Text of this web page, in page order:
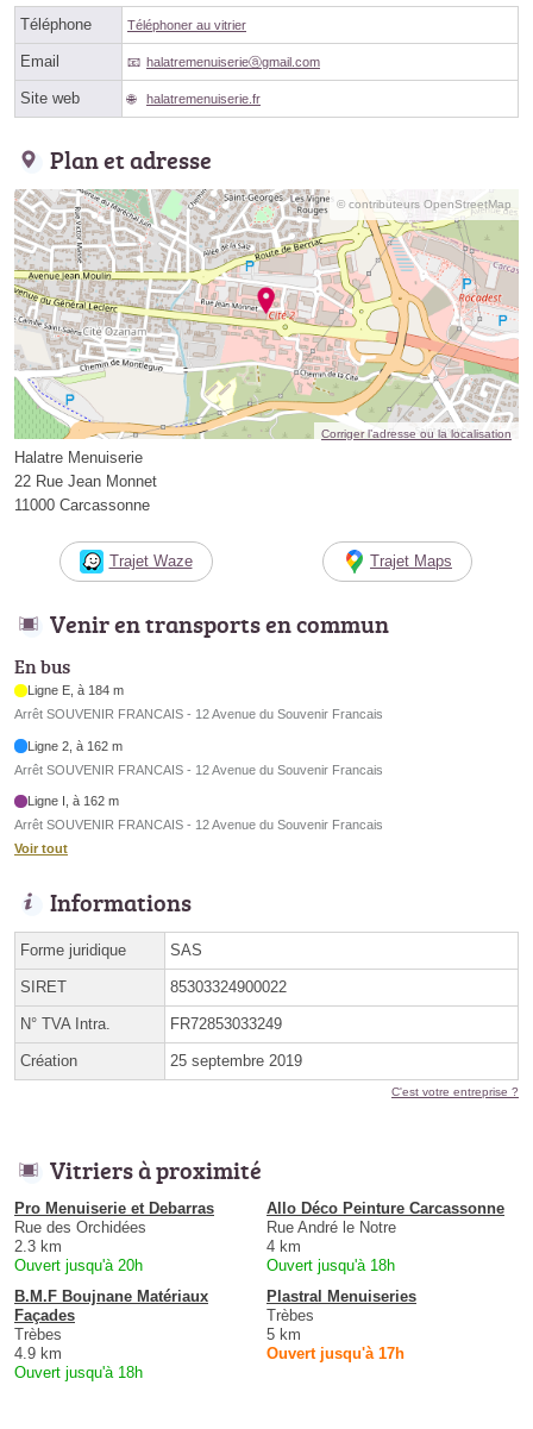
Téléphone Téléphoner au vitrier
Email halatremenuiserieⓐgmail.com
Site web halatremenuiserie.fr
Plan et adresse
© contributeurs OpenStreetMap
Corriger l’adresse ou la localisation
Halatre Menuiserie
22 Rue Jean Monnet
11000 Carcassonne
Trajet Waze Trajet Maps
Venir en transports en commun
En bus
Ligne E, à 184 m
Arrêt SOUVENIR FRANCAIS - 12 Avenue du Souvenir Francais
Ligne 2, à 162 m
Arrêt SOUVENIR FRANCAIS - 12 Avenue du Souvenir Francais
Ligne I, à 162 m
Arrêt SOUVENIR FRANCAIS - 12 Avenue du Souvenir Francais
Voir tout
Informations
Forme juridique SAS
SIRET 85303324900022
N° TVA Intra. FR72853033249
Création 25 septembre 2019
C'est votre entreprise ?
Vitriers à proximité
Pro Menuiserie et Debarras
Rue des Orchidées
2.3 km
Ouvert jusqu'à 20h
Allo Déco Peinture Carcassonne
Rue André le Notre
4 km
Ouvert jusqu'à 18h
B.M.F Boujnane Matériaux
Façades
Trèbes
4.9 km
Ouvert jusqu'à 18h
Plastral Menuiseries
Trèbes
5 km
Ouvert jusqu'à 17h